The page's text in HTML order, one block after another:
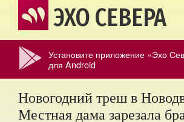
ЭХО СЕВЕРА
Установите приложение «Эхо
для Android
Новогодний треш в
Местная дама зарезала